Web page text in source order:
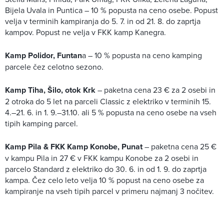
Bijela Uvala in Puntica – 10 % popusta na ceno osebe. Popust
velja v terminih kampiranja do 5. 7. in od 21. 8. do zaprtja
kampov. Popust ne velja v FKK kamp Kanegra.
Kamp Polidor, Funtana – 10 % popusta na ceno kamping
parcele čez celotno sezono.
Kamp Tiha, Šilo, otok Krk– paketna cena 23 € za 2 osebi in
2 otroka do 5 let na parceli Classic z elektriko v terminih 15.
4.–21. 6. in 1. 9.–31.10. ali 5 % popusta na ceno osebe na vseh
tipih kamping parcel.
Kamp Pila & FKK Kamp Konobe, Punat– paketna cena 25 €
v kampu Pila in 27 € v FKK kampu Konobe za 2 osebi in
parcelo Standard z elektriko do 30. 6. in od 1. 9. do zaprtja
kampa. Čez celo leto velja 10 % popust na ceno osebe za
kampiranje na vseh tipih parcel v primeru najmanj 3 nočitev.